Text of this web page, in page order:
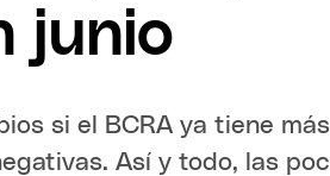
junio
si el BCRA ya tiene
Así y todo, las